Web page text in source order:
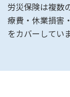
労災保険は複数
療費・休業損害
をカバーしてい